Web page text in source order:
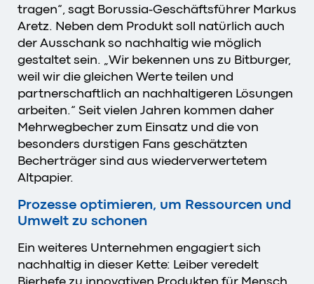
tragen“, sagt Borussia-Geschäftsführer Markus
Aretz. Neben dem Produkt soll natürlich auch
der Ausschank so nachhaltig wie möglich
gestaltet sein. „Wir bekennen uns zu Bitburger,
weil wir die gleichen Werte teilen und
partnerschaftlich an nachhaltigeren Lösungen
arbeiten.“ Seit vielen Jahren kommen daher
Mehrwegbecher zum Einsatz und die von
besonders durstigen Fans geschätzten
Becherträger sind aus wiederverwertetem
Altpapier.
Prozesse optimieren, um Ressourcen und
Umwelt zu schonen
Ein weiteres Unternehmen engagiert sich
nachhaltig in dieser Kette: Leiber veredelt
Bierhefe zu innovativen Produkten für Mensch